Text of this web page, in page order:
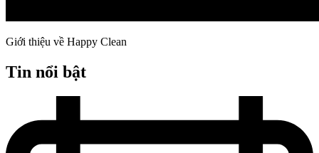
Giới thiệu về Happy Clean
Tin nổi bật